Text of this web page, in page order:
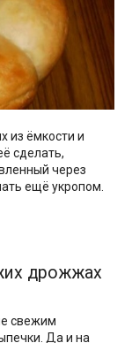
из ёмкости и
сделать,
через
ещё укропом.
дрожжах
свежим
Да и на